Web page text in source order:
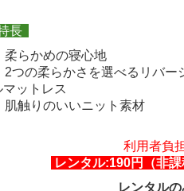
長
柔らかめの寝心地
2つの柔らかさを選べるリバー
マットレス
肌触りのいいニット素材
利用者負
レンタル:190円（非課
レンタル